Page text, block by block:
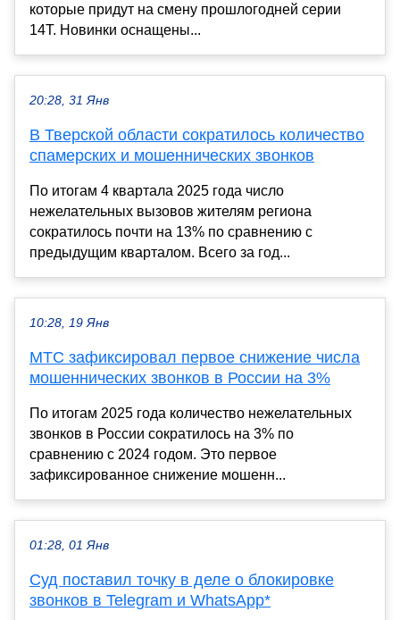
которые придут на смену прошлогодней серии
14T. Новинки оснащены...
20:28, 31 Янв
В Тверской области сократилось количество
спамерских и мошеннических звонков
По итогам 4 квартала 2025 года число
нежелательных вызовов жителям региона
сократилось почти на 13% по сравнению с
предыдущим кварталом. Всего за год...
10:28, 19 Янв
МТС зафиксировал первое снижение числа
мошеннических звонков в России на 3%
По итогам 2025 года количество нежелательных
звонков в России сократилось на 3% по
сравнению с 2024 годом. Это первое
зафиксированное снижение мошенн...
01:28, 01 Янв
Суд поставил точку в деле о блокировке
звонков в Telegram и WhatsApp*